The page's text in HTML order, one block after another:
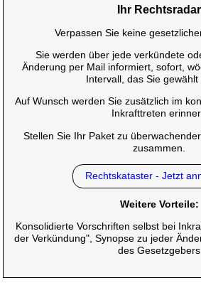
Ihr Rechtsradar
Verpassen Sie keine
Sie werden über jede verkündete
Änderung per Mail informiert, sofort,
Intervall, das Sie gewählt
Auf Wunsch werden Sie zusätzlich im
Inkrafttreten
Stellen Sie Ihr Paket zu
zusammen.
Rechtskataster - Jetzt
Weitere Vorteile:
Konsolidierte Vorschriften selbst bei
der Verkündung", Synopse zu jeder
des Gesetzgebers